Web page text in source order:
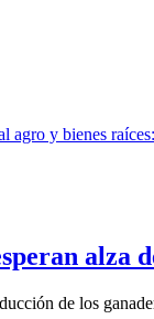
alza
de los